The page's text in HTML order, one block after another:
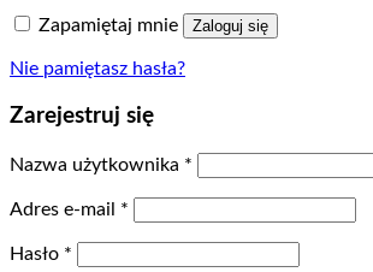
Zapamiętaj mnie Zaloguj się
Nie pamiętasz hasła?
Zarejestruj się
Nazwa użytkownika *
Adres e-mail *
Hasło *